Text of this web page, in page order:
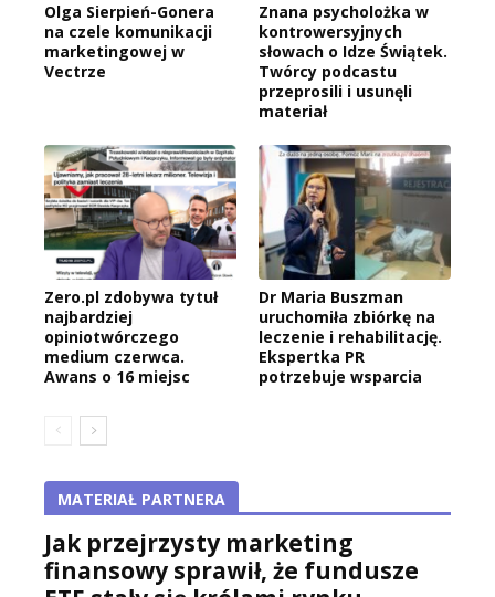
Olga Sierpień-Gonera
na czele komunikacji
marketingowej w
Vectrze
Znana psycholożka w
kontrowersyjnych
słowach o Idze Świątek.
Twórcy podcastu
przeprosili i usunęli
materiał
Zero.pl zdobywa tytuł
najbardziej
opiniotwórczego
medium czerwca.
Awans o 16 miejsc
Dr Maria Buszman
uruchomiła zbiórkę na
leczenie i rehabilitację.
Ekspertka PR
potrzebuje wsparcia
MATERIAŁ PARTNERA
Jak przejrzysty marketing
finansowy sprawił, że fundusze